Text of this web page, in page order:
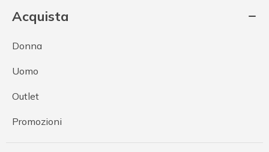
Acquista
Donna
Uomo
Outlet
Promozioni